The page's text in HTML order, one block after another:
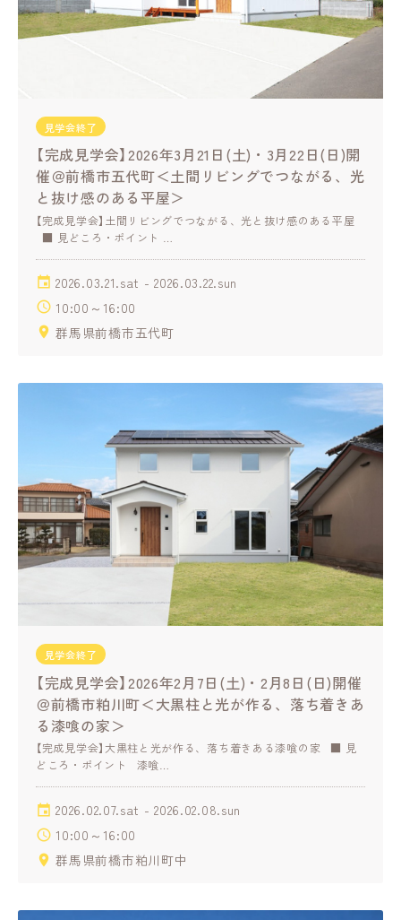
見学会終了
【完成見学会】2026年3月21日(土)・3月22日(日)開
催＠前橋市五代町＜土間リビングでつながる、光
と抜け感のある平屋＞
【完成見学会】土間リビングでつながる、光と抜け感のある平屋
■ 見どころ・ポイント …
2026.03.21.sat - 2026.03.22.sun
10:00～16:00
群馬県前橋市五代町
見学会終了
【完成見学会】2026年2月7日(土)・2月8日(日)開催
＠前橋市粕川町＜大黒柱と光が作る、落ち着きあ
る漆喰の家＞
【完成見学会】大黒柱と光が作る、落ち着きある漆喰の家 ■ 見
どころ・ポイント 漆喰…
2026.02.07.sat - 2026.02.08.sun
10:00～16:00
群馬県前橋市粕川町中